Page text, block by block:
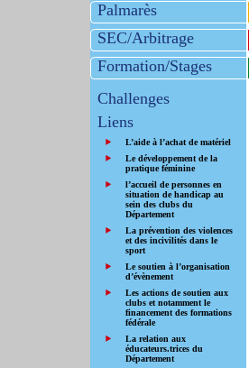
Palmarès
SEC/Arbitrage
Formation/Stages
Challenges
Liens
L’aide à l’achat de matériel
Le développement de la
pratique féminine
l’accueil de personnes en
situation de handicap au
sein des clubs du
Département
La prévention des violences
et des incivilités dans le
sport
Le soutien à l’organisation
d’évènement
Les actions de soutien aux
clubs et notamment le
financement des formations
fédérale
La relation aux
éducateurs.trices du
Département